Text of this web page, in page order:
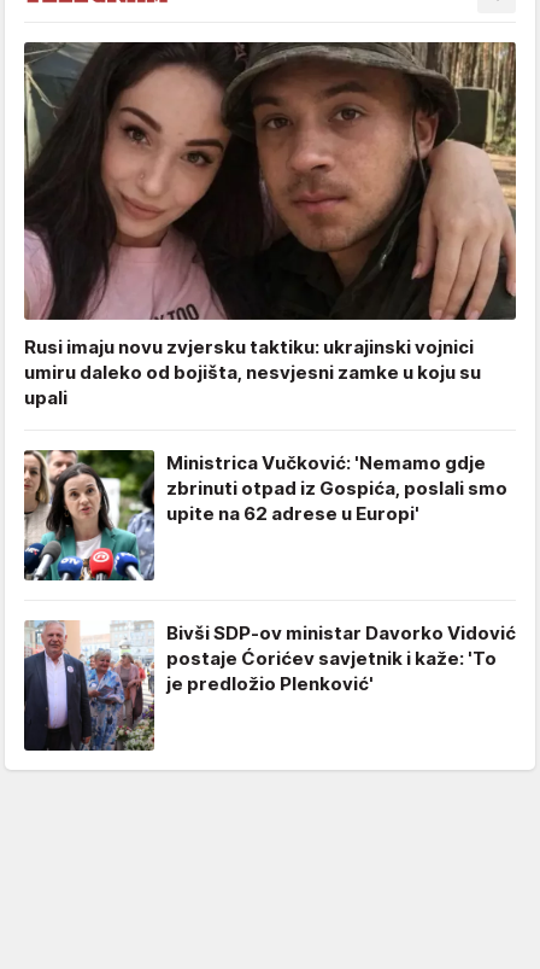
Rusi imaju novu zvjersku taktiku: ukrajinski vojnici
umiru daleko od bojišta, nesvjesni zamke u koju su
upali
Ministrica Vučković: 'Nemamo gdje
zbrinuti otpad iz Gospića, poslali smo
upite na 62 adrese u Europi'
Bivši SDP-ov ministar Davorko Vidović
postaje Ćorićev savjetnik i kaže: 'To
je predložio Plenković'